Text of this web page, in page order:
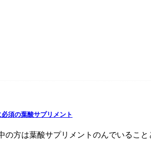
須の葉酸サプリメント
の方は葉酸サプリメントのんでいるこ